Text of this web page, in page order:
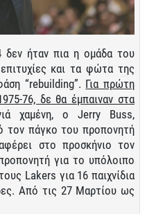
δεν ήταν πια η ομάδα του
και τα φώτα της
“rebuilding”. Για πρώτη
76, δε θα έμπαιναν στα
χαμένη, ο Jerry Buss,
τον πάγκο του προπονητή
στο προσκήνιο τον
για το υπόλοιπο
Lakers για 16 παιχνίδια
Από τις 27 Μαρτίου ως